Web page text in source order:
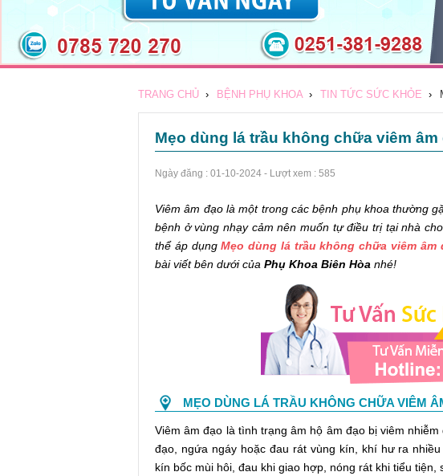
TRANG CHỦ › BỆNH PHỤ KHOA › TIN TỨC SỨC KHỎE ›
Mẹo dùng lá trầu không chữa viêm
Ngày đăng : 01-10-2024 - Lượt xem : 585
Viêm âm đạo là một trong các bệnh phụ khoa thường
bệnh ở vùng nhạy cảm nên muốn tự điều trị tại nhà
thể áp dụngMẹo dùng lá trầu không chữa viêm
bài viết bên dưới của Phụ Khoa Biên Hòa nhé!
MẸO DÙNG LÁ TRẦU KHÔNG CHỮA VIÊM
Viêm âm đạo là tình trạng âm hộ âm đạo bị viêm
đạo, ngứa ngáy hoặc đau rát vùng kín, khí hư ra
kín bốc mùi hôi, đau khi giao hợp, nóng rát khi tiểu tiện,